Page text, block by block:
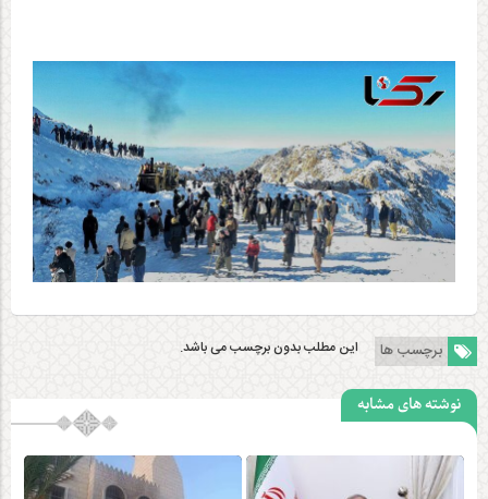
برچسب ها این مطلب بدون برچسب می باشد.
نوشته های مشابه